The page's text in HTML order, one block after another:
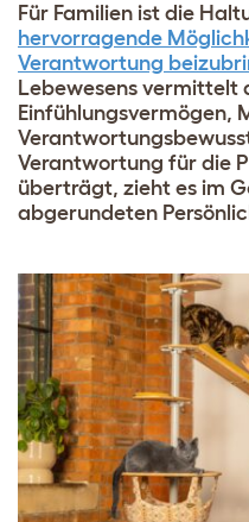
Für Familien ist die
hervorragende
Verantwortung
Lebewesens vermittelt
Einfühlungsvermögen,
Verantwortung für die
überträgt, zieht es im
abgerundeten